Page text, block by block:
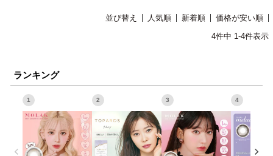
並び替え 人気順 新着順
価格が安い順
4件中 1 -4件表示
ランキング
1 2 3 4